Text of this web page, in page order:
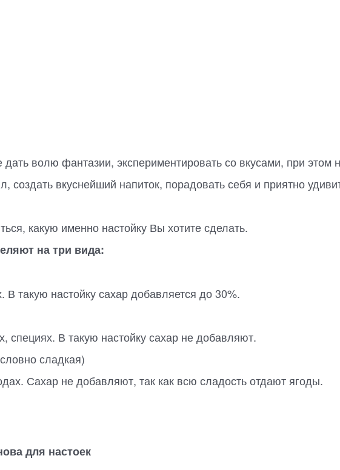
волю фантазии, экспериментировать со вкусами, при этом
создать вкуснейший напиток, порадовать себя и приятно
какую именно настойку Вы хотите сделать.
на три вида:
В такую настойку сахар добавляется до 30%.
специях. В такую настойку сахар не добавляют.
сладкая)
Сахар не добавляют, так как всю сладость отдают ягоды.
для настоек